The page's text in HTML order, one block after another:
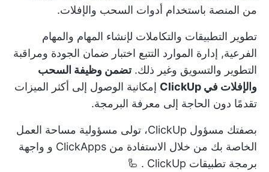
من المنصة باستخدام أدوات السحب والإفلات.
تطوير التطبيقات والتكاملات لإنشاء المهام والمهام
الفرعية, إدارة الموارد التتبع اختبار ضمان الجودة ومراقبة
التطوير والتسويق وغير ذلك.تضمن وظيفة السحب
والإفلات في ClickUp
إمكانية الوصول إلى أكثر الميزات
تقدمًا دون الحاجة إلى معرفة البرمجة.
بصفتك مسؤول ClickUp، تولى مسؤولية مساحة العمل
الخاصة بك من خلال الاستفادة من ClickApps و واجهة
برمجة تطبيقات ClickUp
. 🦾